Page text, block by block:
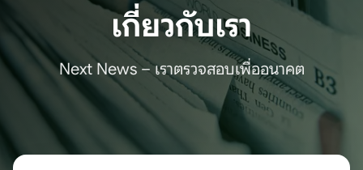
เกี่ยวกับเรา
Next News – เราตรวจสอบเพื่ออนาคต